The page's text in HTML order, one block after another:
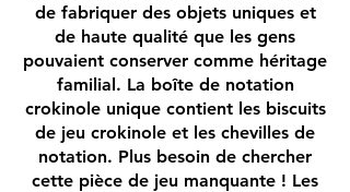
de fabriquer des objets uniques et
de haute qualité que les gens
pouvaient conserver comme héritage
familial. La boîte de notation
crokinole unique contient les biscuits
de jeu crokinole et les chevilles de
notation. Plus besoin de chercher
cette pièce de jeu manquante ! Les